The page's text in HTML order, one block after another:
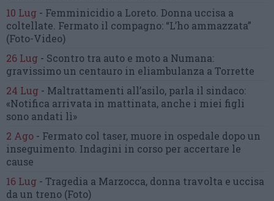
10 Lug - Femminicidio a Loreto. Donna uccisa a
coltellate. Fermato il compagno: “L’ho ammazzata”
(Foto-Video)
26 Lug - Scontro tra auto e moto a Numana:
gravissimo un centauro in eliambulanza a Torrette
24 Lug - Maltrattamenti all’asilo, parla il sindaco:
«Notifica arrivata in mattinata, anche i miei figli
sono andati lì»
2 Ago - Fermato col taser, muore in ospedale dopo un
inseguimento. Indagini in corso per accertare le
cause
16 Lug - Tragedia a Marzocca, donna travolta e uccisa
da un treno (Foto)